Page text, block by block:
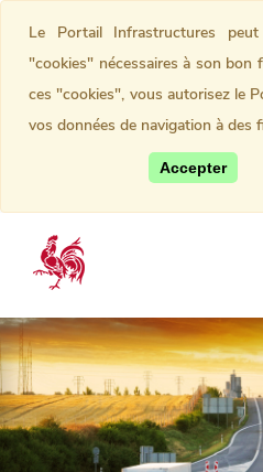
Le Portail Infrastructures
"cookies" nécessaires à son bon
ces "cookies", vous autorisez le
vos données de navigation à des
Accepter